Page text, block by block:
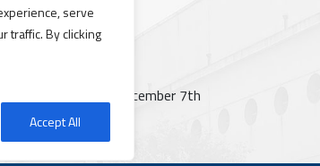
serve
traffic. By clicking
Accept All
p.m.
10th–21st; December 7th